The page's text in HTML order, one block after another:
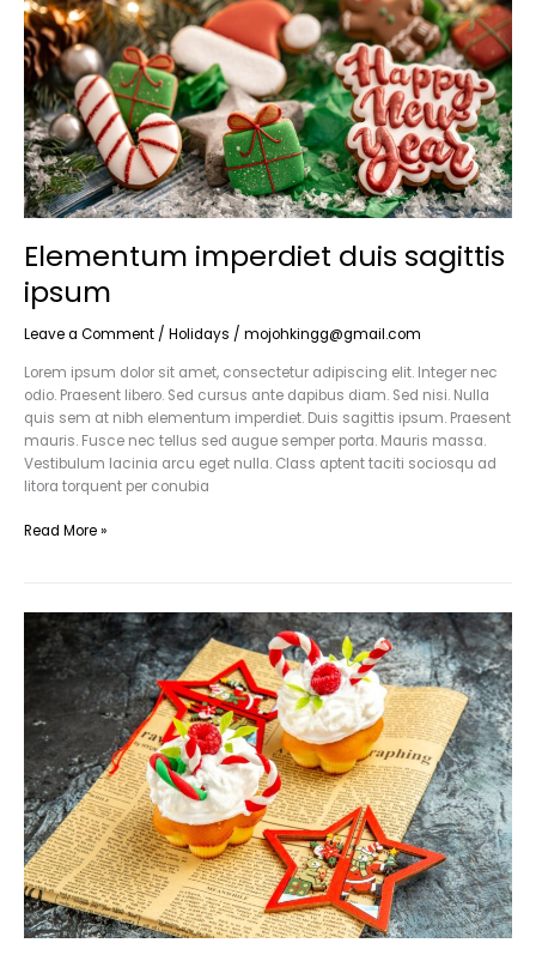
Elementum imperdiet duis sagittis
ipsum
Leave a Comment / Holidays / mojohkingg@gmail.com
Lorem ipsum dolor sit amet, consectetur adipiscing elit. Integer nec
odio. Praesent libero. Sed cursus ante dapibus diam. Sed nisi. Nulla
quis sem at nibh elementum imperdiet. Duis sagittis ipsum. Praesent
mauris. Fusce nec tellus sed augue semper porta. Mauris massa.
Vestibulum lacinia arcu eget nulla. Class aptent taciti sociosqu ad
litora torquent per conubia
Read More »
Sagittis
neque
mauris
orci